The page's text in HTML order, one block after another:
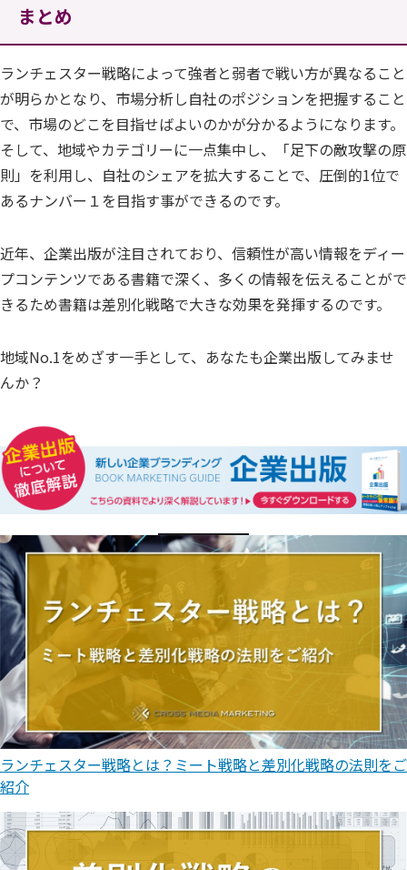
まとめ
ランチェスター戦略によって強者と弱者で戦い方が異なること
が明らかとなり、市場分析し自社のポジションを把握すること
で、市場のどこを目指せばよいのかが分かるようになります。
そして、地域やカテゴリーに一点集中し、「足下の敵攻撃の原
則」を利用し、自社のシェアを拡大することで、圧倒的1位で
あるナンバー１を目指す事ができるのです。
近年、企業出版が注目されており、信頼性が高い情報をディー
プコンテンツである書籍で深く、多くの情報を伝えることがで
きるため書籍は差別化戦略で大きな効果を発揮するのです。
地域No.1をめざす一手として、あなたも企業出版してみませ
んか？
ランチェスター戦略とは？ミート戦略と差別化戦略の法則をご
紹介